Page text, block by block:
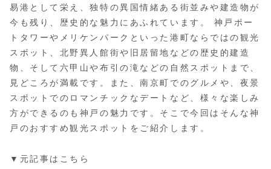
易港として栄え、独特の異国情緒ある街並みや建造物が
今も残り、歴史的な魅力にあふれています。 神戸ポー
トタワーやメリケンパークといった港町ならではの観光
スポット、北野異人館街や旧居留地などの歴史的建造
物、そして六甲山や布引の滝などの自然スポットまで、
見どころが満載です。また、南京町でのグルメや、夜景
スポットでのロマンチックなデートなど、様々な楽しみ
方ができるのも神戸の魅力です。そこで今回はそんな神
戸のおすすめ観光スポットをご紹介します。
▼元記事はこちら